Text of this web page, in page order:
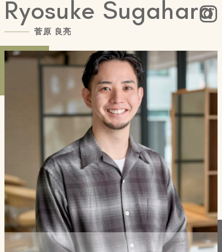
Ryosuke Sugahara
菅 原 良亮